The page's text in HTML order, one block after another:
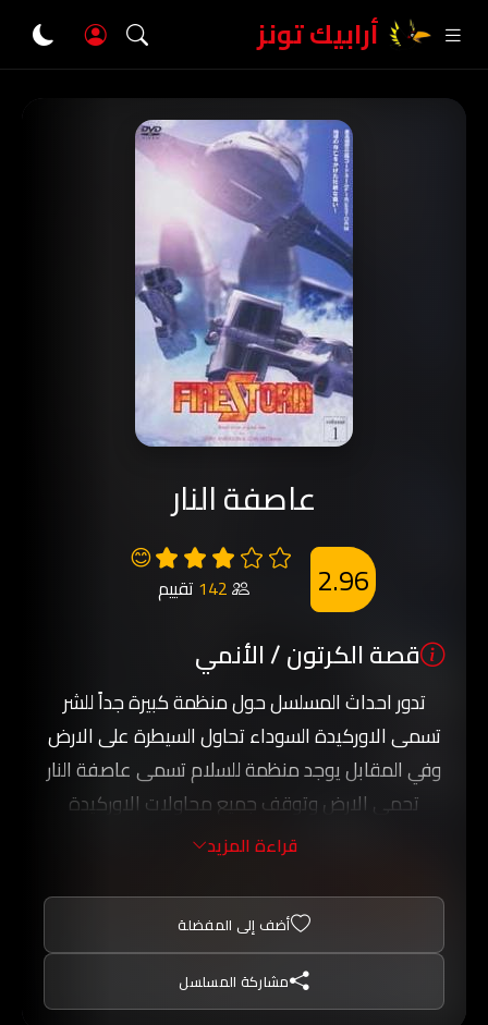
أرابيك تونز
عاصفة النار
😊
142 تقييم 2.96
قصة الكرتون / الأنمي
تدور احداث المسلسل حول منظمة كبيرة جداً للشر
تسمى الاوركيدة السوداء تحاول السيطرة على الارض
وفي المقابل يوجد منظمة للسلام تسمى عاصفة النار
تحمي الارض وتوقف جميع محاولات الاوركيدة
السوداء.
واحدث جزء هو قوة العاصفة التاسعة حيث يحتوي
على طاقم مدرب بشكل ممتاز وينفذون خططهم
بشكل دقيق ودائما يحبطون محاولات منظمة
الاوركيدة السوداء.
قراءة المزيد
أضف إلى المفضلة
مشاركة المسلسل